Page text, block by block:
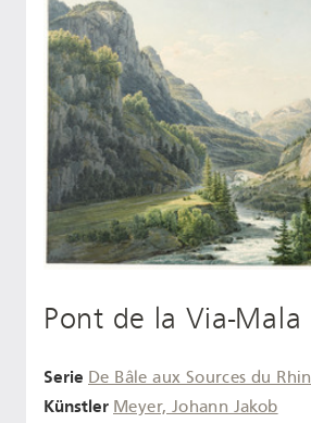
Pont de la Via-Mala
Serie De Bâle aux Sources du Rhin
Künstler Meyer, Johann Jakob